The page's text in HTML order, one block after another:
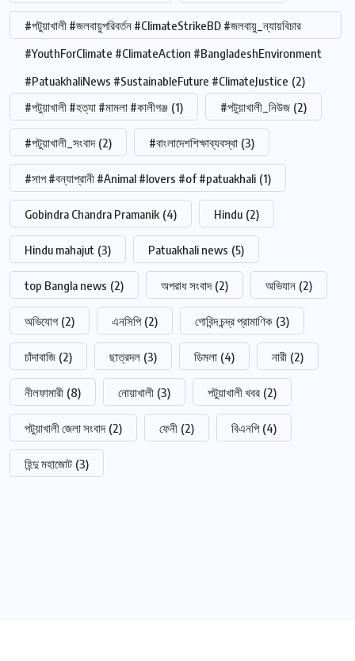
#পটুয়াখালী #জলবায়ুপরিবর্তন #ClimateStrikeBD #জলবায়ু_ন্যায়বিচার
#YouthForClimate #ClimateAction #BangladeshEnvironment
#PatuakhaliNews #SustainableFuture #ClimateJustice (2)
#পটুয়াখালী #হত্যা #মামলা #কালীগঞ্জ (1) #পটুয়াখালী_নিউজ (2)
#পটুয়াখালী_সংবাদ (2) #বাংলাদেশশিক্ষাব্যবস্থা (3)
#সাপ #বন্যাপ্রানী #Animal #lovers #of #patuakhali (1)
Gobindra Chandra Pramanik (4) Hindu (2)
Hindu mahajut (3) Patuakhali news (5)
top Bangla news (2) অপরাধ সংবাদ (2) অভিযান (2)
অভিযোগ (2) এনসিপি (2) গোবিন্দ চন্দ্র প্রামাণিক (3)
চাঁদাবাজি (2) ছাত্রদল (3) ডিমলা (4) নারী (2)
নীলফামারী (8) নোয়াখালী (3) পটুয়াখালী খবর (2)
পটুয়াখালী জেলা সংবাদ (2) ফেনী (2) বিএনপি (4)
হিন্দু মহাজোট (3)